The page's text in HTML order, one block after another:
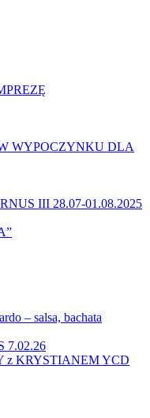
WYPOCZYNKU DLA
III 28.07-01.08.2025
– salsa, bachata
7.02.26
z KRYSTIANEM YCD